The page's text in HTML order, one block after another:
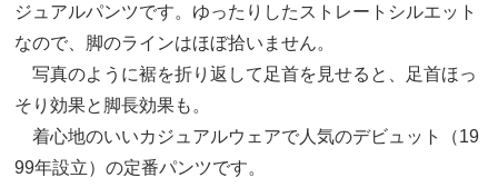
ジュアルパンツです。ゆったりしたストレートシルエット
なので、脚のラインはほぼ拾いません。
写真のように裾を折り返して足首を見せると、足首ほっ
そり効果と脚長効果も。
着心地のいいカジュアルウェアで人気のデビュット（19
99年設立）の定番パンツです。